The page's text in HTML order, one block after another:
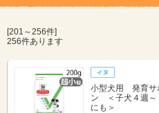
[201～256件]
256件あります
小型犬用 発育サ
ン ＜子犬４週～
にも＞